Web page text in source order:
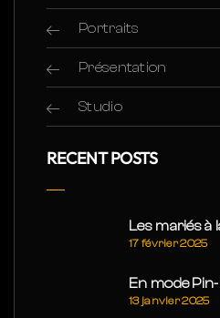
Portraits
Présentation
Studio
RECENT POSTS
Les mariés à
17 février 2025
En mode
13 janvier 2025